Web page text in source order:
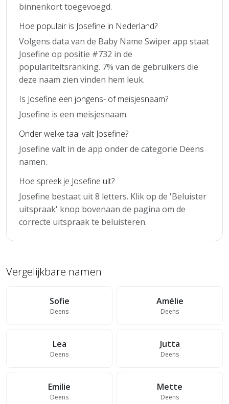
binnenkort toegevoegd.
Hoe populair is Josefine in Nederland?
Volgens data van de Baby Name Swiper app staat
Josefine op positie #732 in de
populariteitsranking. 7% van de gebruikers die
deze naam zien vinden hem leuk.
Is Josefine een jongens- of meisjesnaam?
Josefine is een meisjesnaam.
Onder welke taal valt Josefine?
Josefine valt in de app onder de categorie Deens
namen.
Hoe spreek je Josefine uit?
Josefine bestaat uit 8 letters. Klik op de 'Beluister
uitspraak' knop bovenaan de pagina om de
correcte uitspraak te beluisteren.
Vergelijkbare namen
Sofie
Deens
Amélie
Deens
Lea
Deens
Jutta
Deens
Emilie
Deens
Mette
Deens